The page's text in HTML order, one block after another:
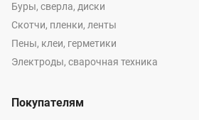
Буры, сверла, диски
Скотчи, пленки, ленты
Пены, клеи, герметики
Электроды, сварочная техника
Покупателям